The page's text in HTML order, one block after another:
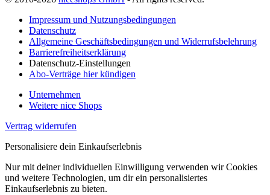
Impressum und Nutzungsbedingungen
Datenschutz
Allgemeine Geschäftsbedingungen und Widerrufsbelehrung
Barrierefreiheitserklärung
Datenschutz-Einstellungen
Abo-Verträge hier kündigen
Unternehmen
Weitere nice Shops
Vertrag widerrufen
Personalisiere dein Einkaufserlebnis
Nur mit deiner individuellen Einwilligung verwenden wir Cookies
und weitere Technologien, um dir ein personalisiertes
Einkaufserlebnis zu bieten.